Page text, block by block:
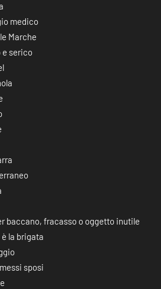
medico
Marche
e serico
baccano, fracasso o oggetto inutile
la brigata
sposi